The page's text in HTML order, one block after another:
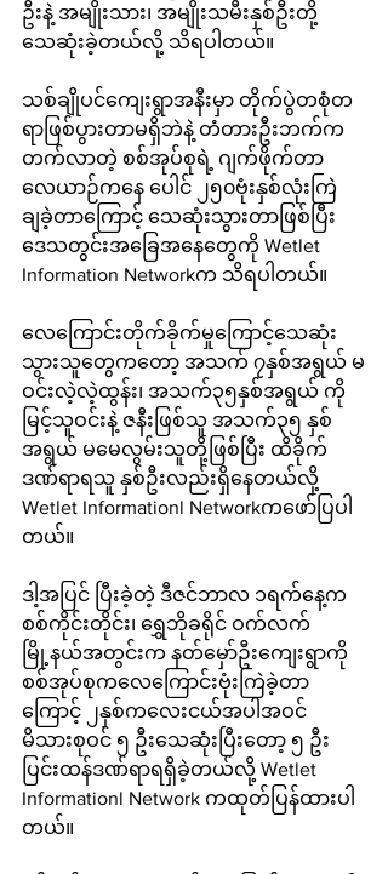
ဦးနဲ့ အမျိုးသား၊ အမျိုးသမီးနှစ်ဦးတို့
သေဆုံးခဲ့တယ်လို့ သိရပါတယ်။
သစ်ချိုပင်ကျေးရွာအနီးမှာ တိုက်ပွဲတစုံတ
ရာဖြစ်ပွားတာမရှိဘဲနဲ့ တံတားဦးဘက်က
တက်လာတဲ့ စစ်အုပ်စုရဲ့ ဂျက်ဖိုက်တာ
လေယာဉ်ကနေ ပေါင် ၂၅၀ဗုံးနှစ်လုံးကြဲ
ချခဲ့တာကြောင့် သေဆုံးသွားတာဖြစ်ပြီး
ဒေသတွင်းအခြေအနေတွေကို Wetlet
Information Networkက သိရပါတယ်။
လေကြောင်းတိုက်ခိုက်မှုကြောင့်သေဆုံး
သွားသူတွေကတော့ အသက် ၇နှစ်အရွယ် မ
ဝင်းလဲ့လဲ့ထွန်း၊ အသက်၃၅နှစ်အရွယ် ကို
မြင့်သူဝင်းနဲ့ ဇနီးဖြစ်သူ အသက်၃၅ နှစ်
အရွယ် မမေလွမ်းသူတို့ဖြစ်ပြီး ထိခိုက်
ဒဏ်ရာရသူ နှစ်ဦးလည်းရှိနေတယ်လို့
Wetlet Informationl Networkကဖော်ပြပါ
တယ်။
ဒါ့အပြင် ပြီးခဲ့တဲ့ ဒီဇင်ဘာလ ၁ရက်နေ့က
စစ်ကိုင်းတိုင်း၊ ရွှေဘိုခရိုင် ဝက်လက်
မြို့နယ်အတွင်းက နတ်မှော်ဦးကျေးရွာကို
စစ်အုပ်စုကလေကြောင်းဗုံးကြဲခဲ့တာ
ကြောင့် ၂နှစ်ကလေးငယ်အပါအဝင်
မိသားစုဝင် ၅ ဦးသေဆုံးပြီးတော့ ၅ ဦး
ပြင်းထန်ဒဏ်ရာရရှိခဲ့တယ်လို့ Wetlet
Informationl Network ကထုတ်ပြန်ထားပါ
တယ်။